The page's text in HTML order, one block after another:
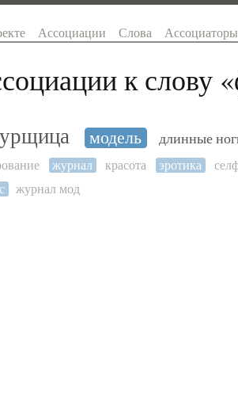
Ассоциации Слова Ассоциаторы
к слову «
модель длинные
журнал красота эротика
журнал мод